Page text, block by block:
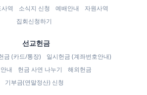
역 소식지 신청 예배안내
자원사역
집회신청하기
선교헌금
금 (카드/통장)
일시헌금 (계좌번호안내)
내
헌금 사연 나누기
해외헌금
기부금(연말정산) 신청